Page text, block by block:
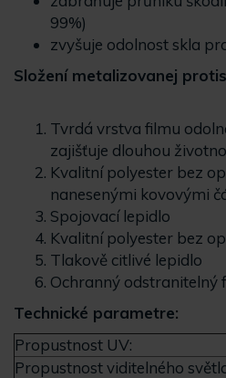
99%)
zvyšuje odolnost skla
Složení metalizovanej
Tvrdá vrstva filmu
zajišťuje dlouhou
Kvalitní polyester bez
nanesenými kovovými
Spojovací lepidlo
Kvalitní polyester bez
Tlakově citlivé lepidlo
Ochranný odstranitelný
Technické parametre:
Propustnost UV:
Propustnost viditelného